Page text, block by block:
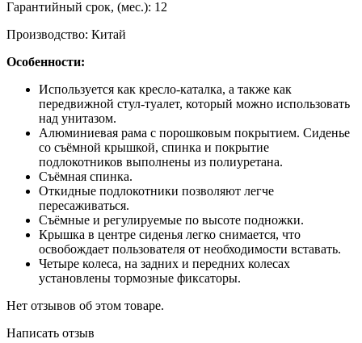
Гарантийный срок, (мес.): 12
Производство: Китай
Особенности:
Используется как кресло-каталка, а также как
передвижной стул-туалет, который можно использовать
над унитазом.
Алюминиевая рама с порошковым покрытием. Сиденье
со съёмной крышкой, спинка и покрытие
подлокотников выполнены из полиуретана.
Съёмная спинка.
Откидные подлокотники позволяют легче
пересаживаться.
Съёмные и регулируемые по высоте подножки.
Крышка в центре сиденья легко снимается, что
освобождает пользователя от необходимости вставать.
Четыре колеса, на задних и передних колесах
установлены тормозные фиксаторы.
Нет отзывов об этом товаре.
Написать отзыв